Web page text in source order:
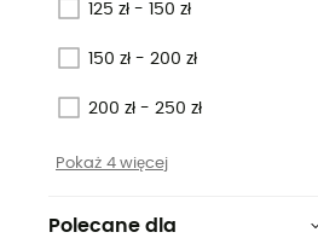
125 zł - 150 zł
150 zł - 200 zł
200 zł - 250 zł
Pokaż 4 więcej
Polecane dla